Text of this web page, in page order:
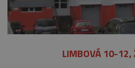
LIMBOVÁ 10-12,